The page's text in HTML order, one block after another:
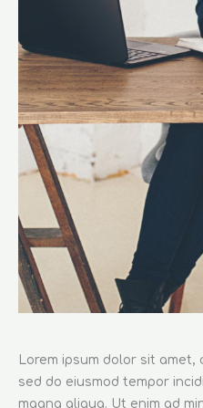
Lorem ipsum dolor sit
sed do eiusmod tempor
magna aliqua. Ut enim ad